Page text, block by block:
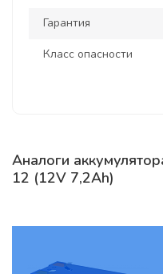
Гарантия
Класс опасности
Аналоги
12 (12V 7,2Ah)